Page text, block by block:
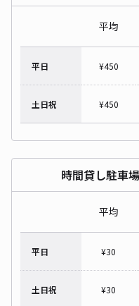
平均
平日 ¥450
土日祝 ¥450
時間貸し駐車
平均
平日 ¥30
土日祝 ¥30